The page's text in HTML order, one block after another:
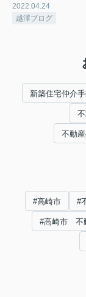
2022.04.24
越澤ブログ
新築住宅仲介
不動
#高崎市 #
#高崎市